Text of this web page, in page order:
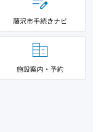
藤沢市手続きナビ
施設案内・予約